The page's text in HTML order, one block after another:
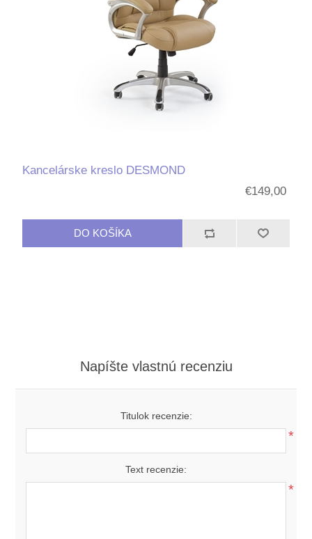
Kancelárske kreslo DESMOND
€149,00
Napíšte vlastnú recenziu
Titulok recenzie:
*
Text recenzie:
*